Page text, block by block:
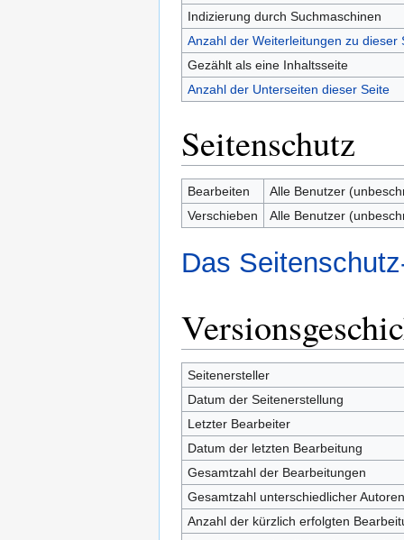
Indizierung durch Suchmaschinen
Anzahl der Weiterleitungen zu dieser
Gezählt als eine Inhaltsseite
Anzahl der Unterseiten dieser Seite
Seitenschutz
Bearbeiten
Alle Benutzer
Verschieben
Alle Benutzer
Das
Seitenersteller
Datum der Seitenerstellung
Letzter Bearbeiter
Datum der letzten Bearbeitung
Gesamtzahl der Bearbeitungen
Gesamtzahl unterschiedlicher Autoren
Anzahl der kürzlich erfolgten